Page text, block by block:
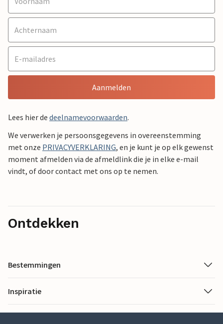
Aanmelden
Lees hier de deelnamevoorwaarden.
We verwerken je persoonsgegevens in overeenstemming
met onze PRIVACYVERKLARING, en je kunt je op elk gewenst
moment afmelden via de afmeldlink die je in elke e-mail
vindt, of door contact met ons op te nemen.
Ontdekken
Bestemmingen
Inspiratie